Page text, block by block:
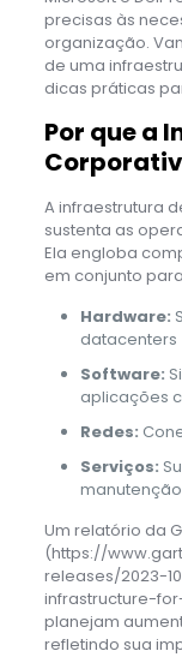
precisas às
organização.
de uma
dicas práticas
Por que a
A infraestrutura
sustenta as
Ela engloba
em conjunto
Hardware:
datacenters
Software:
aplicações
Redes:
Serviços:
Um relatório da
(https://
releases/2023-
infrastructure-
planejam
refletindo sua